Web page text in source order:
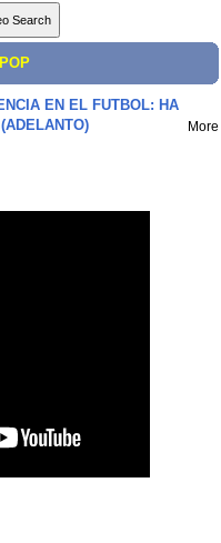
EN EL FUTBOL: HA
More